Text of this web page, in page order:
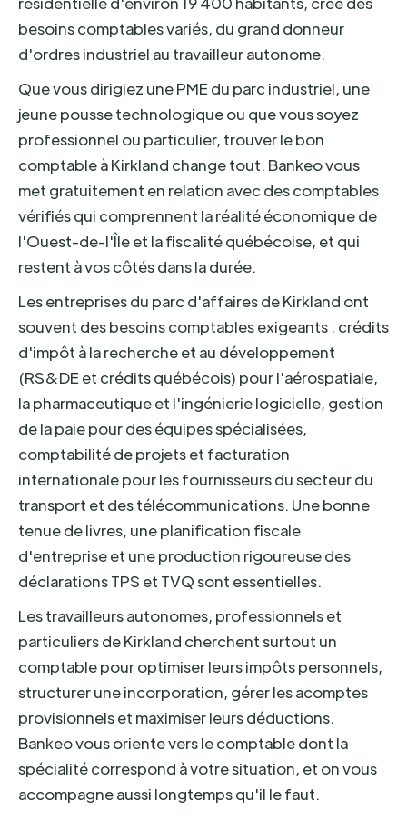
besoins comptables variés, du grand donneur
d'ordres industriel au travailleur autonome.
Que vous dirigiez une PME du parc industriel, une
jeune pousse technologique ou que vous soyez
professionnel ou particulier, trouver le bon
comptable à Kirkland change tout. Bankeo vous
met gratuitement en relation avec des comptables
vérifiés qui comprennent la réalité économique de
l'Ouest-de-l'Île et la fiscalité québécoise, et qui
restent à vos côtés dans la durée.
Les entreprises du parc d'affaires de Kirkland ont
souvent des besoins comptables exigeants : crédits
d'impôt à la recherche et au développement
(RS&DE et crédits québécois) pour l'aérospatiale,
la pharmaceutique et l'ingénierie logicielle, gestion
de la paie pour des équipes spécialisées,
comptabilité de projets et facturation
internationale pour les fournisseurs du secteur du
transport et des télécommunications. Une bonne
tenue de livres, une planification fiscale
d'entreprise et une production rigoureuse des
déclarations TPS et TVQ sont essentielles.
Les travailleurs autonomes, professionnels et
particuliers de Kirkland cherchent surtout un
comptable pour optimiser leurs impôts personnels,
structurer une incorporation, gérer les acomptes
provisionnels et maximiser leurs déductions.
Bankeo vous oriente vers le comptable dont la
spécialité correspond à votre situation, et on vous
accompagne aussi longtemps qu'il le faut.